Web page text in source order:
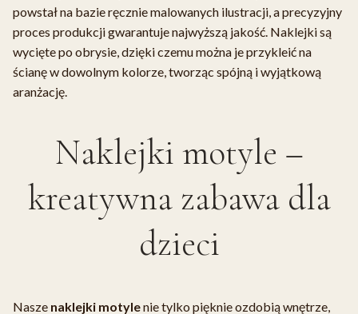
powstał na bazie ręcznie malowanych ilustracji, a precyzyjny
proces produkcji gwarantuje najwyższą jakość. Naklejki są
wycięte po obrysie, dzięki czemu można je przykleić na
ścianę w dowolnym kolorze, tworząc spójną i wyjątkową
aranżację.
Naklejki motyle –
kreatywna zabawa dla
dzieci
Nasze naklejki motylenie tylko pięknie ozdobią wnętrze,